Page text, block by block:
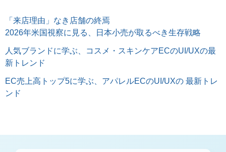
「来店理由」なき店舗の終焉
2026年米国視察に見る、日本小売が取るべき生存戦略
人気ブランドに学ぶ、コスメ・スキンケアECのUI/UXの最
新トレンド
EC売上高トップ5に学ぶ、アパレルECのUI/UXの 最新トレ
ンド